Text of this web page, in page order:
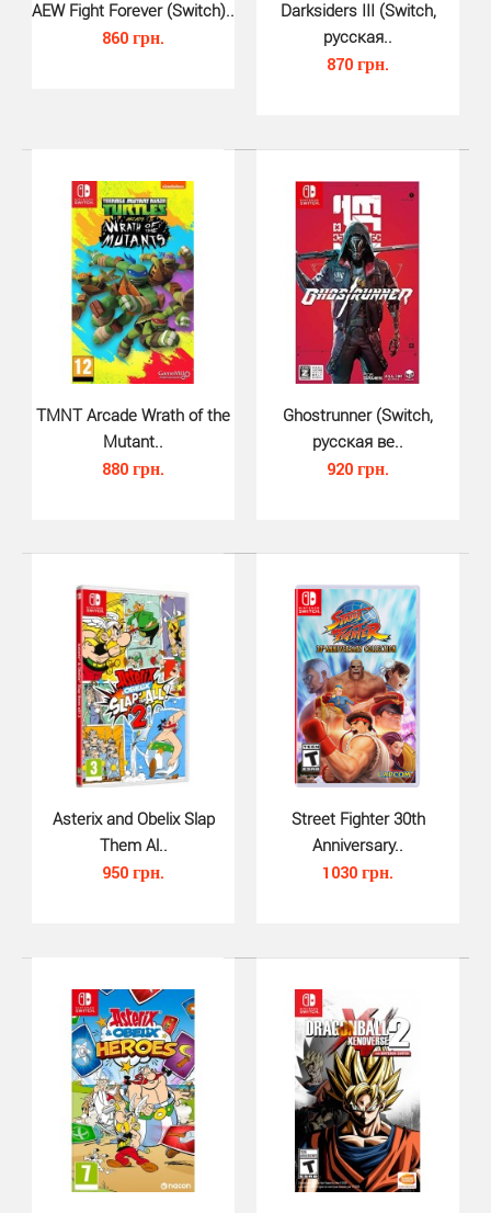
Transformers Earthspark Expedit..
Transformers Earthspark Expedition для Nintendo Switch -
860 грн.
AEW: Fight Forever, разработанная компанией YUKE's Co,
Ltd., создавшей множество игр о борьбе, прода..
AEW Fight Forever (Switch)..
860 грн.
Darksiders III (Switch,
русская..
870 грн.
TMNT Arcade Wrath of the
Mutant..
880 грн.
Ghostrunner (Switch,
русская ве..
920 грн.
Asterix and Obelix Slap
Them Al..
950 грн.
Street Fighter 30th
Anniversary..
1030 грн.